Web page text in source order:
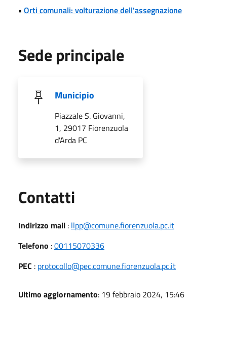
• Orti comunali: volturazione dell'assegnazione
Sede principale
Municipio
Piazzale S. Giovanni,
1, 29017 Fiorenzuola
d'Arda PC
Contatti
Indirizzo mail : llpp@comune.fiorenzuola.pc.it
Telefono :00115070336
PEC : protocollo@pec.comune.fiorenzuola.pc.it
Ultimo aggiornamento: 19 febbraio 2024, 15:46